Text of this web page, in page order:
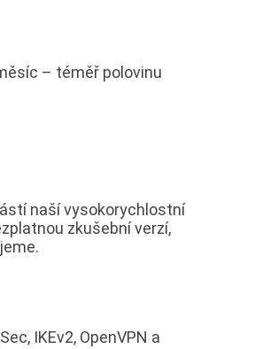
– téměř polovinu
naší vysokorychlostní
zkušební verzí,
IKEv2, OpenVPN a